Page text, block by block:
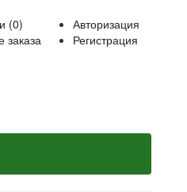
Авторизация
Регистрация
(0)